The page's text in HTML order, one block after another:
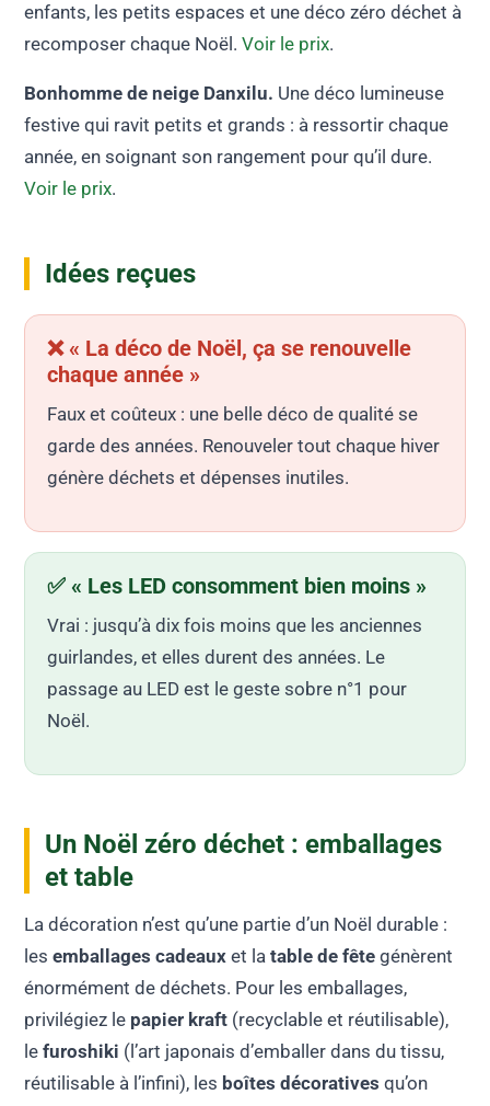
enfants, les petits espaces et une déco zéro déchet à
recomposer chaque Noël.Voir le prix.
Bonhomme de neige Danxilu. Une déco lumineuse
festive qui ravit petits et grands : à ressortir chaque
année, en soignant son rangement pour qu’il dure.
Voir le prix.
Idées reçues
❌ « La déco de Noël, ça se renouvelle
chaque année »
Faux et coûteux : une belle déco de qualité se
garde des années. Renouveler tout chaque hiver
génère déchets et dépenses inutiles.
✅ « Les LED consomment bien moins »
Vrai : jusqu’à dix fois moins que les anciennes
guirlandes, et elles durent des années. Le
passage au LED est le geste sobre n°1 pour
Noël.
Un Noël zéro déchet : emballages
et table
La décoration n’est qu’une partie d’un Noël durable :
lesemballages cadeaux et latable de fête génèrent
énormément de déchets. Pour les emballages,
privilégiez le papier kraft (recyclable et réutilisable),
lefuroshiki (l’art japonais d’emballer dans du tissu,
réutilisable à l’infini), les boîtes décoratives qu’on